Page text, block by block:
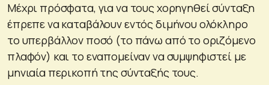
Μέχρι πρόσφατα, για να τους χορηγηθεί σύνταξη
έπρεπε να καταβάλουν εντός διμήνου ολόκληρο
το υπερβάλλον ποσό (το πάνω από το οριζόμενο
πλαφόν) και το εναπομείναν να συμψηφιστεί με
μηνιαία περικοπή της σύνταξής τους.